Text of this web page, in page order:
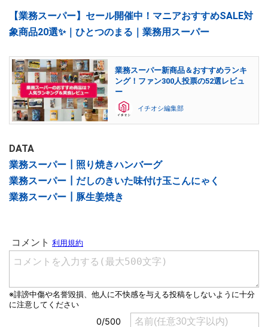
【業務スーパー】セール開催中！マニアおすすめSALE対
象商品20選✨｜ひとつのまる｜業務用スーパー
業務スーパー新商品＆おすすめランキ
ング！ファン300人投票の52選レビュ
ー
イチオシ編集部
DATA
業務スーパー┃照り焼きハンバーグ
業務スーパー┃だしのきいた味付け玉こんにゃく
業務スーパー┃豚生姜焼き